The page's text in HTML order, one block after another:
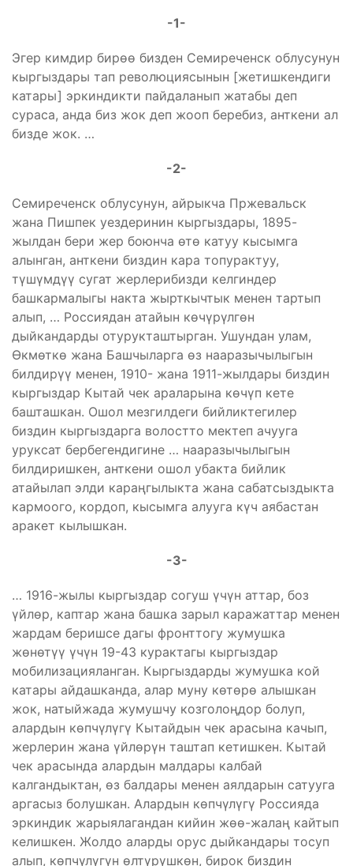
-1-
Эгер кимдир бирөө бизден Семиреченск облусунун
кыргыздары тап революциясынын [жетишкендиги
катары] эркиндикти пайдаланып жатабы деп
сураса, анда биз жок деп жооп беребиз, анткени ал
бизде жок. …
-2-
Семиреченск облусунун, айрыкча Пржевальск
жана Пишпек уездеринин кыргыздары, 1895-
жылдан бери жер боюнча өтө катуу кысымга
алынган, анткени биздин кара топурактуу,
түшүмдүү сугат жерлерибизди келгиндер
башкармалыгы накта жырткычтык менен тартып
алып, … Россиядан атайын көчүрүлгөн
дыйкандарды отурукташтырган. Ушундан улам,
Өкмөткө жана Башчыларга өз нааразычылыгын
билдирүү менен, 1910- жана 1911-жылдары биздин
кыргыздар Кытай чек араларына көчүп кете
башташкан. Ошол мезгилдеги бийликтегилер
биздин кыргыздарга волостто мектеп ачууга
уруксат бербегендигине … нааразычылыгын
билдиришкен, анткени ошол убакта бийлик
атайылап элди караңгылыкта жана сабатсыздыкта
кармоого, кордоп, кысымга алууга күч аябастан
аракет кылышкан.
-3-
… 1916-жылы кыргыздар согуш үчүн аттар, боз
үйлөр, каптар жана башка зарыл каражаттар менен
жардам беришсе дагы фронттогу жумушка
жөнөтүү үчүн 19-43 курактагы кыргыздар
мобилизацияланган. Кыргыздарды жумушка кой
катары айдашканда, алар муну көтөрө алышкан
жок, натыйжада жумушчу козголоңдор болуп,
алардын көпчүлүгү Кытайдын чек арасына качып,
жерлерин жана үйлөрүн таштап кетишкен. Кытай
чек арасында алардын малдары калбай
калгандыктан, өз балдары менен аялдарын сатууга
аргасыз болушкан. Алардын көпчүлүгү Россияда
эркиндик жарыялагандан кийин жөө-жалаң кайтып
келишкен. Жолдо аларды орус дыйкандары тосуп
алып, көпчүлүгүн өлтүрүшкөн, бирок биздин